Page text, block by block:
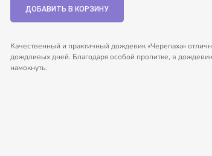
Качественный и практичный дождевик «Черепаха»
дождливых дней. Благодаря особой пропитке, в
намокнуть.